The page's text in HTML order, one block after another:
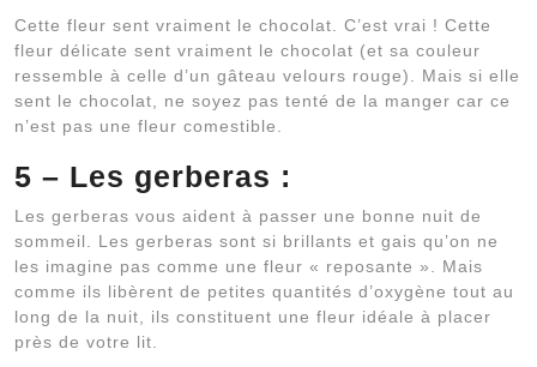
Cette fleur sent vraiment le chocolat. C’est vrai ! Cette
fleur délicate sent vraiment le chocolat (et sa couleur
ressemble à celle d’un gâteau velours rouge). Mais si elle
sent le chocolat, ne soyez pas tenté de la manger car ce
n’est pas une fleur comestible.
5 – Les gerberas :
Les gerberas vous aident à passer une bonne nuit de
sommeil. Les gerberas sont si brillants et gais qu’on ne
les imagine pas comme une fleur « reposante ». Mais
comme ils libèrent de petites quantités d’oxygène tout au
long de la nuit, ils constituent une fleur idéale à placer
près de votre lit.